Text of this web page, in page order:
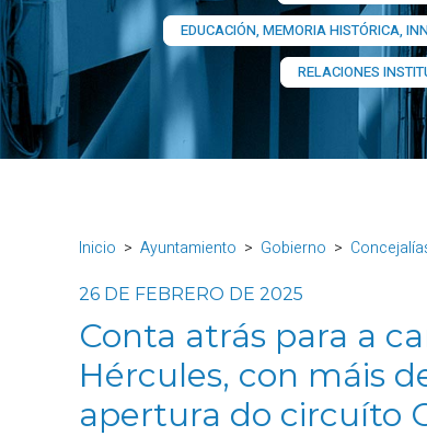
EDUCACIÓN, MEMORIA HISTÓRICA,
RELACIONES
Inicio Ayuntamiento Gobierno
26 DE FEBRERO DE 2025
Conta atrás para a
Hércules, con máis
apertura do circuíto